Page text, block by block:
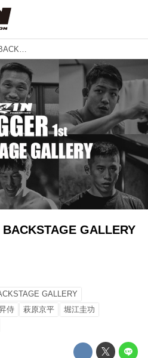
RIZIN TRIGGER 1st BACKSTAGE GALLERY
GALLERY
GALLERY
侍 萩原京平
堀江圭功